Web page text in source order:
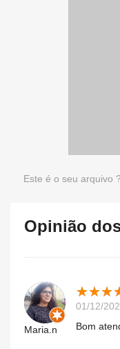
Este é o seu arquivo ?
Opinião
Maria.n
★★★
★★★
01/12/
Bom